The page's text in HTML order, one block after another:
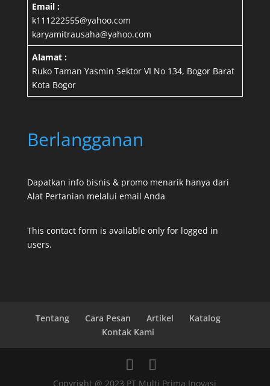
Email :
k111222555@yahoo.com
karyamitrausaha@yahoo.com
Alamat :
Ruko Taman Yasmin Sektor VI No 134, Bogor Barat
Kota Bogor
Berlangganan
Dapatkan info bisnis & promo menarik hanya dari
Alat Pertanian melalui email Anda
This contact form is available only for logged in
users.
Tentang Cara Pesan Artikel
Katalog
Kontak Kami
Copyright @ 2023 PT Multi Prima Inovasi